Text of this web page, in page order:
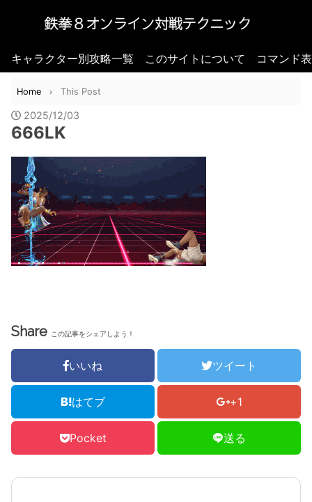
キャラクター別攻略一覧 このサイトについて コマンド
Home This Post
2025/12/03
666LK
Share この記事をシェアしよう！
いいね ツイート
はてブ +1
Pocket 送る